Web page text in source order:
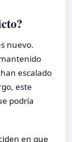
nuevo.
escalado
este
podría
en que